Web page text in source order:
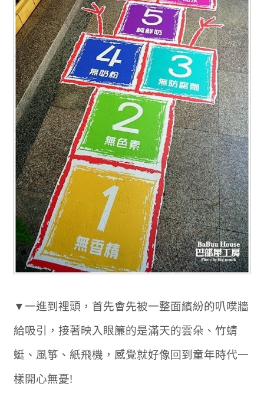
▼一進到裡頭，首先會先被一整面繽紛的叭噗牆
給吸引，接著映入眼簾的是滿天的雲朵、竹蜻
蜓、風箏、紙飛機，感覺就好像回到童年時代一
樣開心無憂!